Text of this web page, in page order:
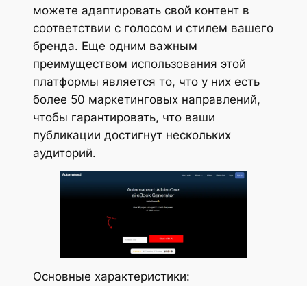
можете адаптировать свой контент в
соответствии с голосом и стилем вашего
бренда. Еще одним важным
преимуществом использования этой
платформы является то, что у них есть
более 50 маркетинговых направлений,
чтобы гарантировать, что ваши
публикации достигнут нескольких
аудиторий.
Основные характеристики: